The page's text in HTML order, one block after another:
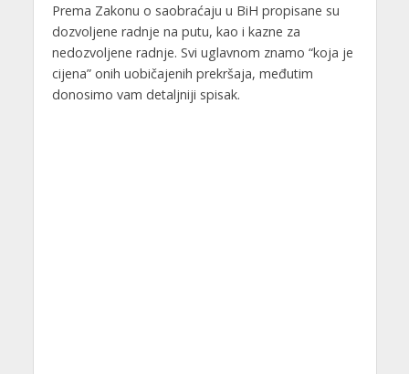
Prema Zakonu o saobraćaju u BiH propisane su
dozvoljene radnje na putu, kao i kazne za
nedozvoljene radnje. Svi uglavnom znamo “koja je
cijena” onih uobičajenih prekršaja, međutim
donosimo vam detaljniji spisak.